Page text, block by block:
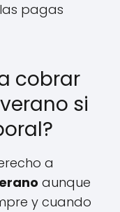
pagas
cobrar
si
a
aunque
y cuando